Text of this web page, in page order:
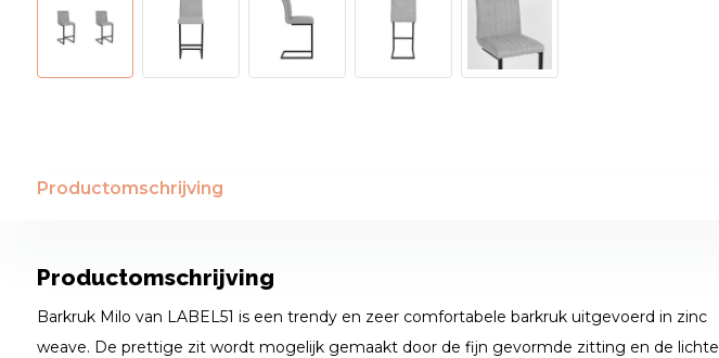
Productomschrijving
Productomschrijving
Barkruk Milo van LABEL51 is een trendy en zeer comfortabele barkruk uitgevoerd in zinc
weave. De prettige zit wordt mogelijk gemaakt door de fijn gevormde zitting en de lichte